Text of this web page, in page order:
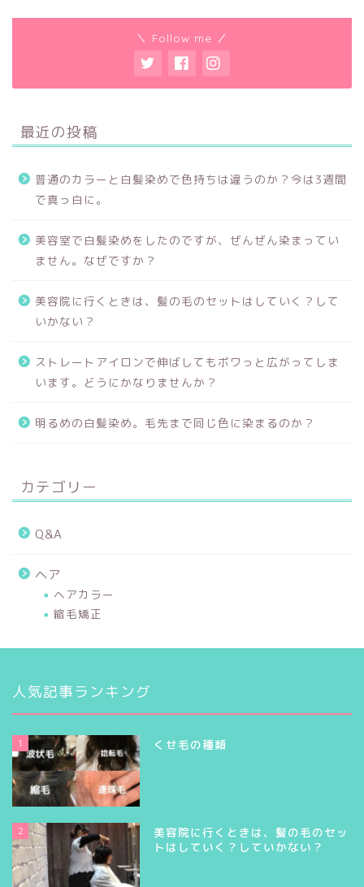
＼ Follow me ／
最近の投稿
普通のカラーと白髪染めで色持ちは違うのか？今は3週間
で真っ白に。
美容室で白髪染めをしたのですが、ぜんぜん染まってい
ません。なぜですか？
美容院に行くときは、髪の毛のセットはしていく？して
いかない？
ストレートアイロンで伸ばしてもボワっと広がってしま
います。どうにかなりませんか？
明るめの白髪染め。毛先まで同じ色に染まるのか？
カテゴリー
Q&A
ヘア
ヘアカラー
縮毛矯正
人気記事ランキング
1 くせ毛の種類
2
美容院に行くときは、髪の毛のセッ
トはしていく？していかない？